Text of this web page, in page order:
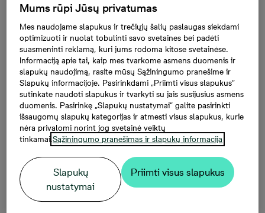
Kaip paversti namus
jaukiu Kalėdų
kampeliu
neišlaidaujant?
Laukiate jų ar dar ne, bet Kalėdos jau kitą
mėnesį. Interjero dizainerė dalinasi patarimais,
Mums rūpi Jūsų privatumas
Mes naudojame slapukus ir trečiųjų šalių paslaugas siekdami
optimizuoti ir nuolat tobulinti savo svetaines bei padėti
suasmeninti reklamą, kuri jums rodoma kitose svetainėse.
Informaciją apie tai, kaip mes tvarkome asmens duomenis ir
slapukų naudojimą, rasite mūsų Sąžiningumo pranešime ir
Slapukų informacijoje. Pasirinkdami „Priimti visus slapukus“
sutinkate naudoti slapukus ir tvarkyti su jais susijusius asmens
duomenis. Pasirinkę „Slapukų nustatymai“ galite pasirinkti
išsaugomų slapukų kategorijas ir atmesti visus slapukus, kurie
nėra privalomi norint jog svetainė veiktų
tinkamai.Sąžiningumo pranešimas ir slapukų informacija
Slapukų
nustatymai
Priimti visus slapukus